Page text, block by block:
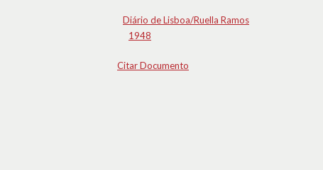
Diário de Lisboa/Ruella Ramos
1948
Citar Documento